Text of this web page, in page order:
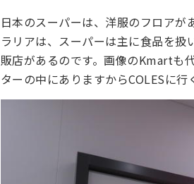
日本のスーパーは、洋服のフロアが
ラリアは、スーパーは主に食品を
販店があるのです。画像のKmartも
ターの中にありますからCOLESに行